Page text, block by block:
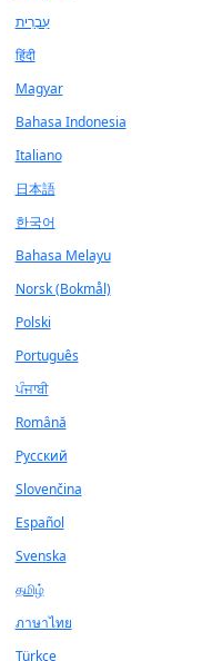
עִבְרִית
हिंदी
Magyar
Bahasa Indonesia
Italiano
日本語
한국어
Bahasa Melayu
Norsk (Bokmål)
Polski
Português
ਪੰਜਾਬੀ
Română
Русский
Slovenčina
Español
Svenska
தமிழ்
ภาษาไทย
Türkçe